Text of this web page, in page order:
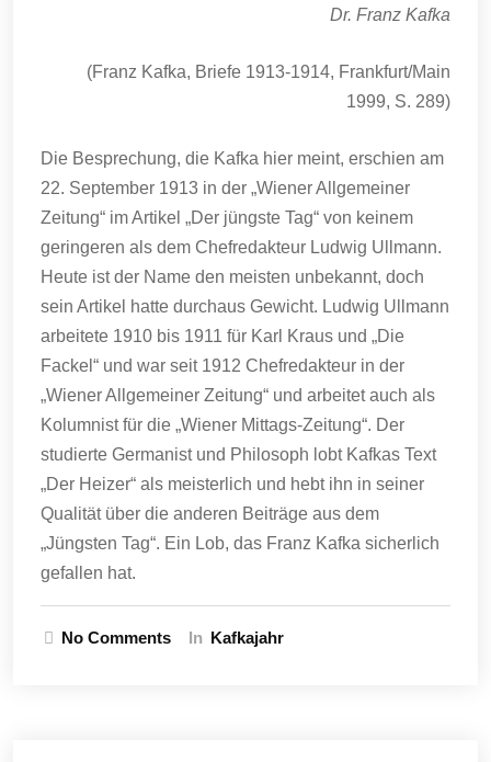
Dr. Franz Kafka
(Franz Kafka, Briefe 1913-1914, Frankfurt/Main
1999, S. 289)
Die Besprechung, die Kafka hier meint, erschien am
22. September 1913 in der „Wiener Allgemeiner
Zeitung“ im Artikel „Der jüngste Tag“ von keinem
geringeren als dem Chefredakteur Ludwig Ullmann.
Heute ist der Name den meisten unbekannt, doch
sein Artikel hatte durchaus Gewicht. Ludwig Ullmann
arbeitete 1910 bis 1911 für Karl Kraus und „Die
Fackel“ und war seit 1912 Chefredakteur in der
„Wiener Allgemeiner Zeitung“ und arbeitet auch als
Kolumnist für die „Wiener Mittags-Zeitung“. Der
studierte Germanist und Philosoph lobt Kafkas Text
„Der Heizer“ als meisterlich und hebt ihn in seiner
Qualität über die anderen Beiträge aus dem
„Jüngsten Tag“. Ein Lob, das Franz Kafka sicherlich
gefallen hat.
No Comments In Kafkajahr